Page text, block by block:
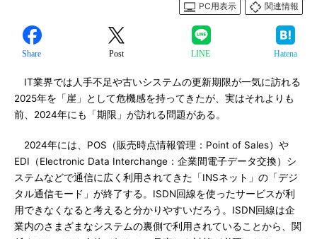
PC用表示
関連情報
Share Post LINE Hatena
IT業界では人手不足や古いシステムの更新期限が一気に訪れる
2025年を「崖」として危機感を持ってきたが、実はそれよりも
前、2024年にも「期限」が訪れる問題がある。
2024年には、POS（販売時点情報管理：Point of Sales）や
EDI（Electronic Data Interchange：企業間電子データ交換）シ
ステムなどで通信に広く利用されてきた「INSネット」の「デジ
タル通信モード」が終了する。ISDN回線を使ったサービスが利
用できなくなると考えると分かりやすいだろう。ISDN回線は企
業内のさまざまなシステムの裏側で利用されていることから、関